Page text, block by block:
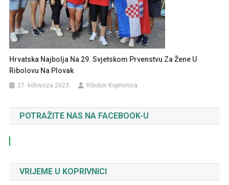
Hrvatska Najbolja Na 29. Svjetskom Prvenstvu Za Žene U
Ribolovu Na Plovak
27. kolovoza 2023. Ribolov Koprivnica
POTRAŽITE NAS NA FACEBOOK-U
VRIJEME U KOPRIVNICI